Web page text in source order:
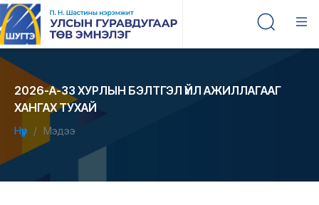
2026-А-33 ХУРЛЫН БЭЛТГЭЛ ҮЙЛ АЖИЛЛАГААГ
ХАНГАХ ТУХАЙ
Нүүр Мэдээ